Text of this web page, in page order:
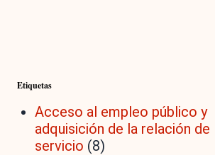
Etiquetas
Acceso al empleo público y
adquisición de la relación de
servicio (8)